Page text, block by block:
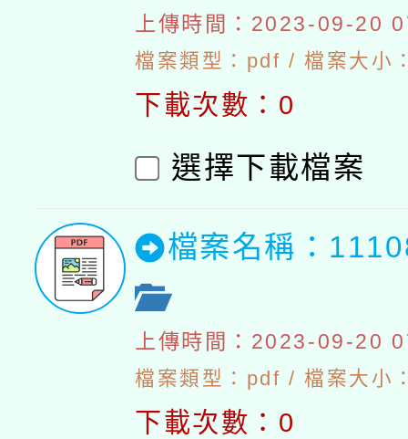
上傳時間：2023-09-20
檔案類型：pdf / 檔案大小
下載次數：0
選擇下載檔案
檔案名稱：
上傳時間：2023-09-20
檔案類型：pdf / 檔案大小
下載次數：0